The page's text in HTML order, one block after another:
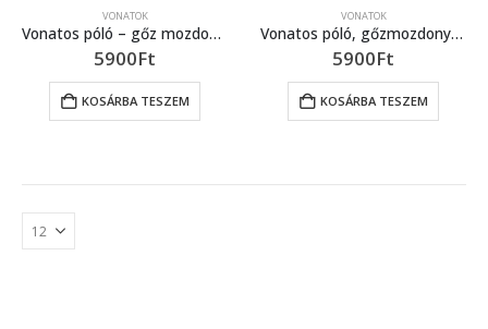
VONATOK
Vonatos póló – gőz mozdony hegyek között halad – retro stílusú vonat minta
5900Ft
KOSÁRBA TESZEM
VONATOK
Vonatos póló, gőzmozdony naplemente körben
5900Ft
KOSÁRBA TESZEM